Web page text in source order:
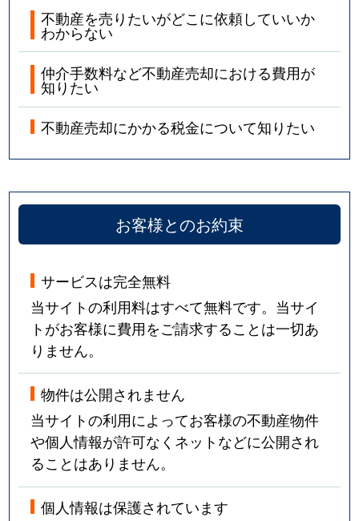
不動産を売りたいがどこに依頼していいか
わからない
仲介手数料など不動産売却における費用が
知りたい
不動産売却にかかる税金について知りたい
お客様とのお約束
サービスは完全無料
当サイトの利用料はすべて無料です。当サイ
トがお客様に費用をご請求することは一切あ
りません。
物件は公開されません
当サイトの利用によってお客様の不動産物件
や個人情報が許可なくネットなどに公開され
ることはありません。
個人情報は保護されています